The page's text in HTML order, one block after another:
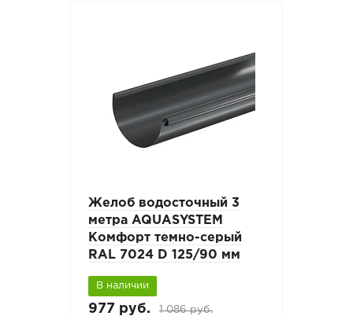
Желоб водосточный 3
метра AQUASYSTEM
Комфорт темно-серый
RAL 7024 D 125/90 мм
В наличии
977 руб. 1 086 руб.